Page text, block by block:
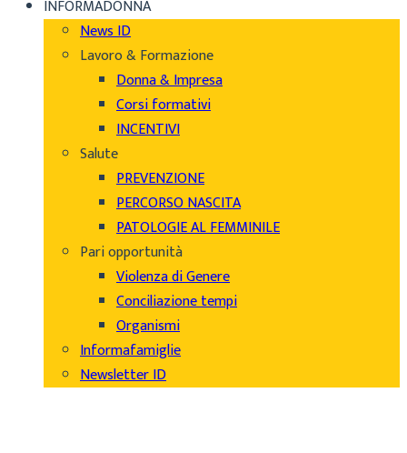
INFORMADONNA
News ID
Lavoro & Formazione
Donna & Impresa
Corsi formativi
INCENTIVI
Salute
PREVENZIONE
PERCORSO NASCITA
PATOLOGIE AL FEMMINILE
Pari opportunità
Violenza di Genere
Conciliazione tempi
Organismi
Informafamiglie
Newsletter ID